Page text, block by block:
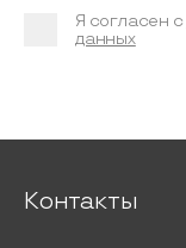
Я согласен с
данных
Контакты